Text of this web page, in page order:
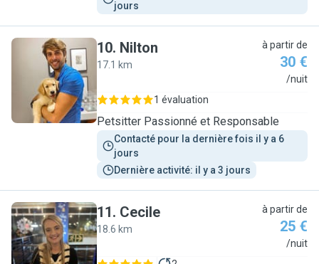
jours
N
10. Nilton
17.1 km
à partir de
30 €
/nuit
1 évaluation
Petsitter Passionné et Responsable
Contacté pour la dernière fois il y a 6
jours
Dernière activité: il y a 3 jours
C
11. Cecile
18.6 km
à partir de
25 €
/nuit